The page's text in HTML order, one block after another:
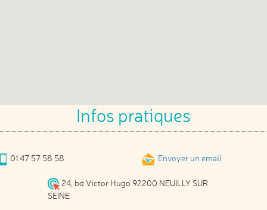
Infos pratiques
01 47 57 58 58 Envoyer un email
24, bd Victor Hugo 92200 NEUILLY SUR
SEINE